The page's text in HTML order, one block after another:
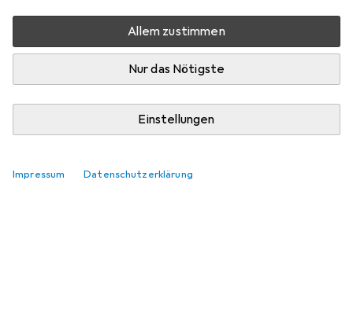
Allem zustimmen
Nur das Nötigste
Einstellungen
Impressum Datenschutzerklärung